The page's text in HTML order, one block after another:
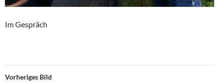
Im Gespräch
Vorheriges Bild